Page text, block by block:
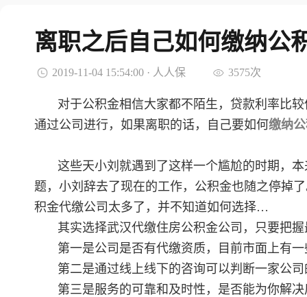
离职之后自己如何缴纳公
2019-11-04 15:54:00 · 人人保 3575次
对于公积金相信大家都不陌生，贷款利率比
通过公司进行，如果离职的话，自己要如何缴纳
这些天小刘就遇到了这样一个尴尬的时期，
题，小刘辞去了现在的工作，公积金也随之停掉
积金代缴公司太多了，并不知道如何选择…
其实选择武汉代缴住房公积金公司，只要把
第一是公司是否有代缴资质，目前市面上有
第二是通过线上线下的咨询可以判断一家公
第三是服务的可靠和及时性，是否能为你解